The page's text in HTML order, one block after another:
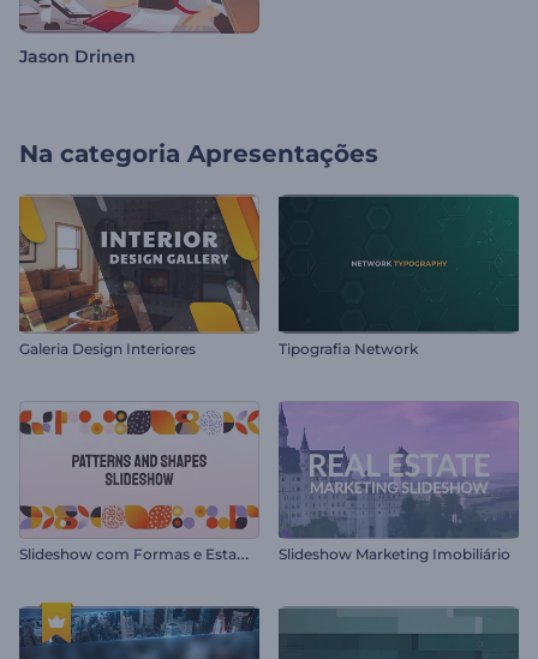
Jason Drinen
Na categoria Apresentações
Galeria Design Interiores Tipografia Network
S
lideshow com Formas e Estampas Diversas Slideshow Marketing Imobiliário